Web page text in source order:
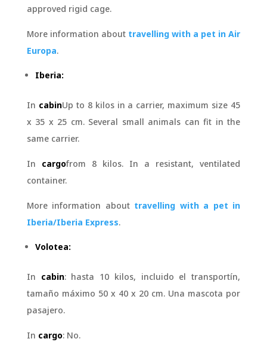
approved rigid cage.
More information about travelling with a pet in Air
Europa.
Iberia:
In cabinUp to 8 kilos in a carrier, maximum size 45
x 35 x 25 cm. Several small animals can fit in the
same carrier.
In cargofrom 8 kilos. In a resistant, ventilated
container.
More information about travelling with a pet in
Iberia/Iberia Express.
Volotea:
In cabin: hasta 10 kilos, incluido el transportín,
tamaño máximo 50 x 40 x 20 cm. Una mascota por
pasajero.
In cargo: No.